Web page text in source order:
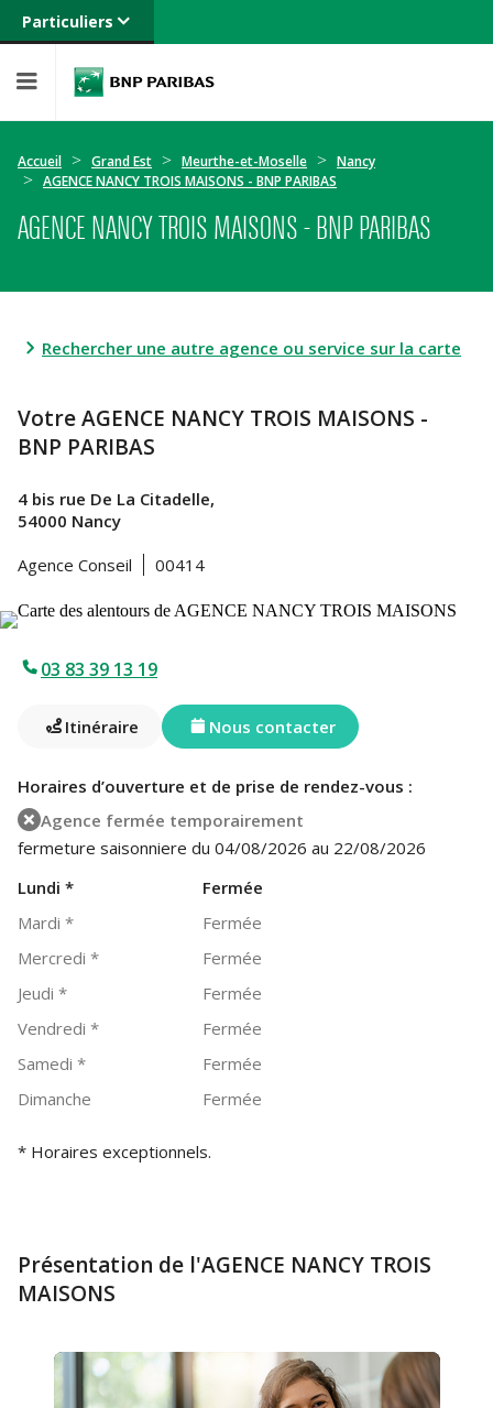
Particuliers
Banque privée
Entreprises
Accueil Grand Est Meurthe-et-Moselle
Nancy
AGENCE NANCY TROIS MAISONS - BNP PARIBAS
AGENCE NANCY TROIS MAISONS - BNP PARIBAS
Rechercher une autre agence ou service sur la carte
Votre AGENCE NANCY TROIS MAISONS -
BNP PARIBAS
4 bis rue De La Citadelle,
54000 Nancy
Agence Conseil
00414
03 83 39 13 19
Itinéraire Nous contacter
Horaires d’ouverture et de prise de rendez-vous :
Agence fermée temporairement
fermeture saisonniere du 04/08/2026 au 22/08/2026
Lundi *
Fermée
Mardi *
Fermée
Mercredi *
Fermée
Jeudi *
Fermée
Vendredi *
Fermée
Samedi *
Fermée
Dimanche
Fermée
* Horaires exceptionnels.
Présentation de l'AGENCE NANCY TROIS
MAISONS